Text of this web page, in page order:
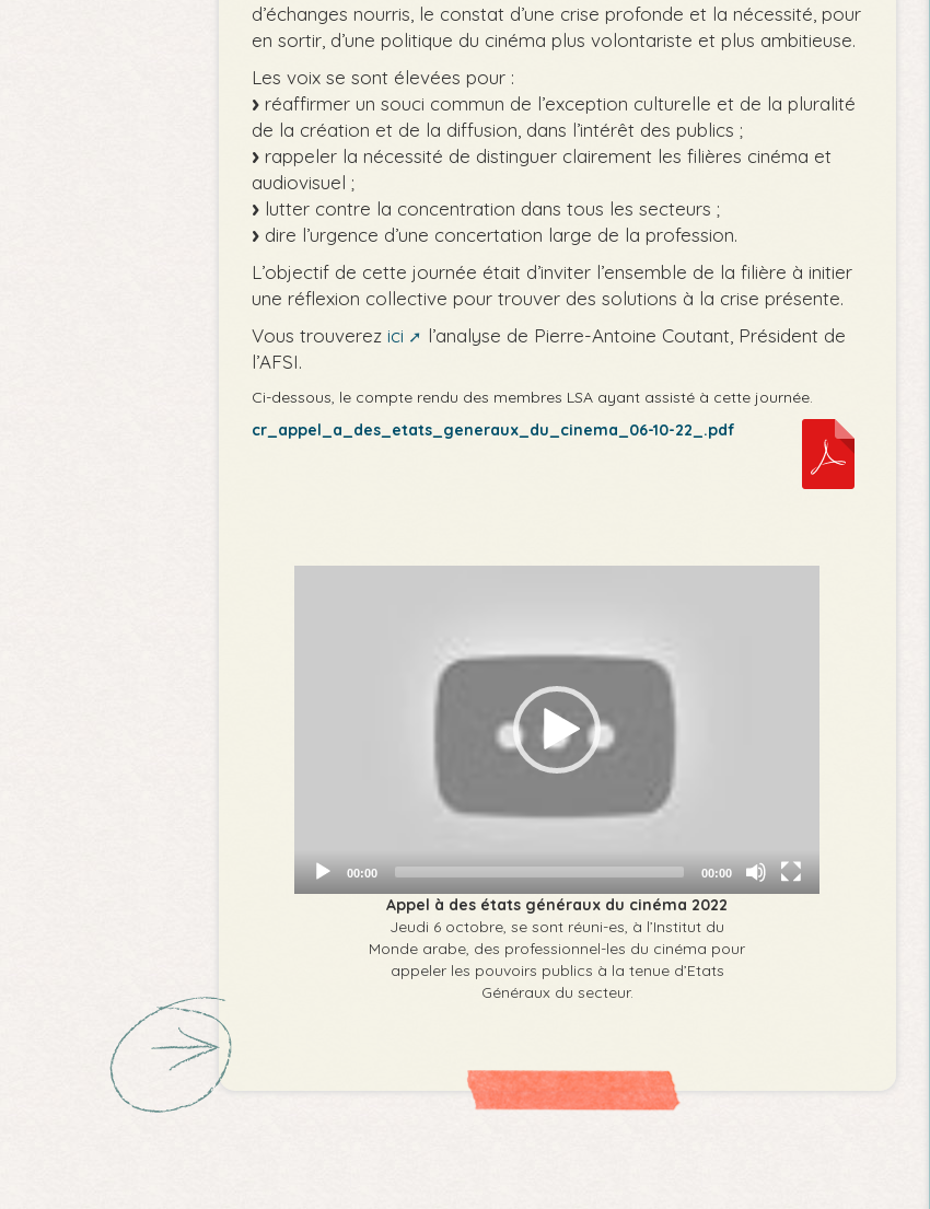
d’échanges nourris, le constat d’une crise profonde et la nécessité, pour
en sortir, d’une politique du cinéma plus volontariste et plus ambitieuse.
Les voix se sont élevées pour :
réaffirmer un souci commun de l’exception culturelle et de la pluralité
de la création et de la diffusion, dans l’intérêt des publics ;
rappeler la nécessité de distinguer clairement les filières cinéma et
audiovisuel ;
lutter contre la concentration dans tous les secteurs ;
dire l’urgence d’une concertation large de la profession.
L’objectif de cette journée était d’inviter l’ensemble de la filière à initier
une réflexion collective pour trouver des solutions à la crise présente.
Vous trouverez ici
l’analyse de Pierre-Antoine Coutant, Président de
l’AFSI.
Ci-dessous, le compte rendu des membres LSA ayant assisté à cette journée.
cr_appel_a_des_etats_generaux_du_cinema_06-10-22_.pdf
00:00 00:00
Appel à des états généraux du cinéma 2022
Jeudi 6 octobre, se sont réuni-es, à l’Institut du
Monde arabe, des professionnel-les du cinéma pour
appeler les pouvoirs publics à la tenue d’Etats
Généraux du secteur.